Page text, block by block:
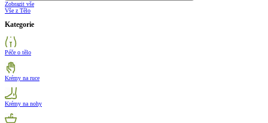
Zobrazit vše
Vše z Tělo
Kategorie
Péče o tělo
Krémy na ruce
Krémy na nohy